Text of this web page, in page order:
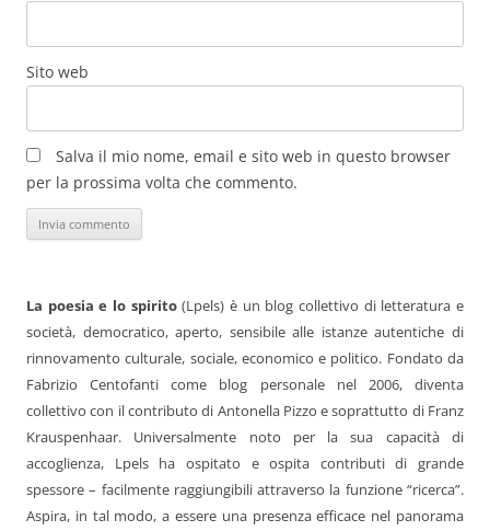
Sito web
Salva il mio nome, email e sito web in questo browser
per la prossima volta che commento.
La poesia e lo spirito(Lpels) è un blog collettivo di letteratura e
società, democratico, aperto, sensibile alle istanze autentiche di
rinnovamento culturale, sociale, economico e politico. Fondato da
Fabrizio Centofanti come blog personale nel 2006, diventa
collettivo con il contributo di Antonella Pizzo e soprattutto di Franz
Krauspenhaar. Universalmente noto per la sua capacità di
accoglienza, Lpels ha ospitato e ospita contributi di grande
spessore – facilmente raggiungibili attraverso la funzione “ricerca”.
Aspira, in tal modo, a essere una presenza efficace nel panorama